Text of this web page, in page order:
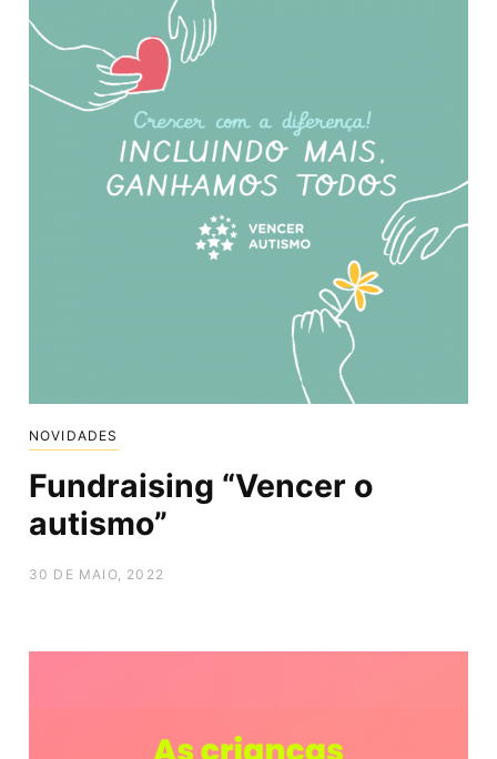
NOVIDADES
Fundraising “Vencer o
autismo”
30 DE MAIO, 2022